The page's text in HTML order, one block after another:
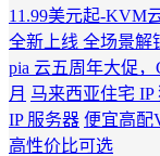
11.99美元起-KVM
全新上线 全场景解
pia 云五周年大促
月 马来西亚住宅 IP
IP 服务器 便宜高配
高性价比可选